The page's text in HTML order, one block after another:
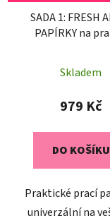
SADA 1: FRESH
PAPÍRKY na
Skladem
979 Kč
DO KOŠÍKU
Praktické prací
univerzální na